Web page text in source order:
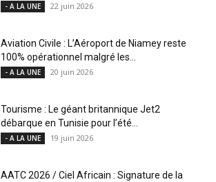
- A LA UNE 22 juin 2026
Aviation Civile : L’Aéroport de Niamey reste
100% opérationnel malgré les...
- A LA UNE 20 juin 2026
Tourisme : Le géant britannique Jet2
débarque en Tunisie pour l’été...
- A LA UNE 19 juin 2026
AATC 2026 / Ciel Africain : Signature de la